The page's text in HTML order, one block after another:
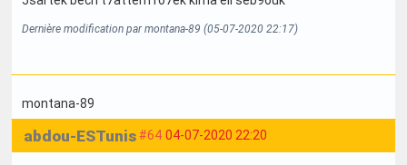
Dernière modification par montana-89 (05-07-2020 22:17)
montana-89
#64 04-07-2020 22:20
abdou-ESTunis